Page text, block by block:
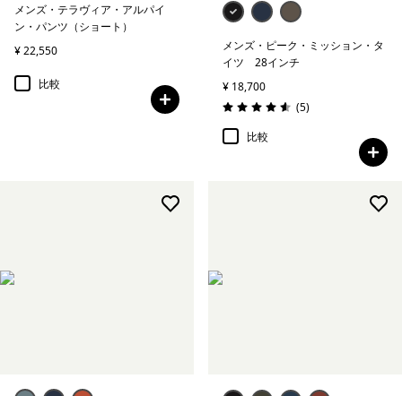
メンズ・テラヴィア・アルパイ
ン・パンツ（ショート）
¥ 22,550
比較
メンズ・ピーク・ミッション・タ
イツ 28インチ
¥ 18,700
評価: 4.6 / 5
(5レビュー
)
比較